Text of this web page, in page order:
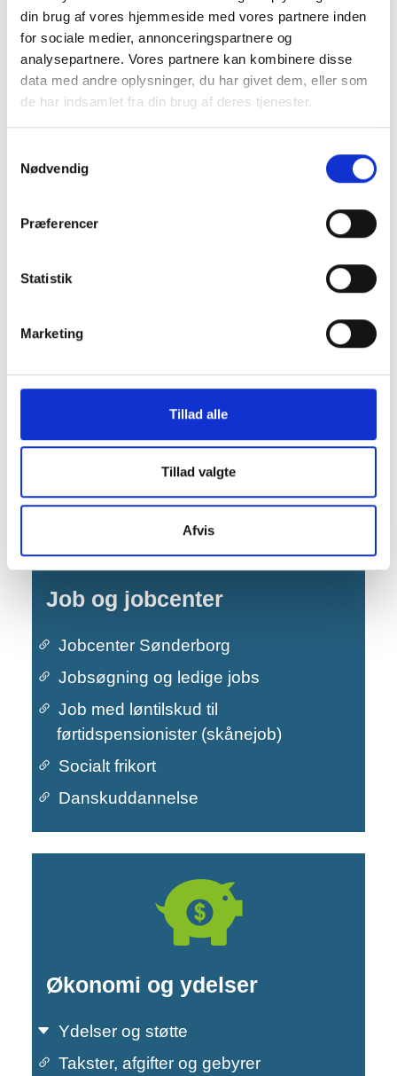
din brug af vores hjemmeside med vores partnere inden
for sociale medier, annonceringspartnere og
analysepartnere. Vores partnere kan kombinere disse
data med andre oplysninger, du har givet dem, eller som
de har indsamlet fra din brug af deres tjenester.
Nødvendig
Præferencer
Statistik
Marketing
Tillad alle
Tillad valgte
Afvis
Veje og trafik
Primær navigation
Giv et praj
P-afgifter og klagemuligheder
Broer
Snerydning og glatførebekæmpelse
Job og jobcenter
Primær navigation
Jobcenter Sønderborg
Jobsøgning og ledige jobs
Job med løntilskud til
førtidspensionister (skånejob)
Socialt frikort
Danskuddannelse
Økonomi og ydelser
Ydelser og støtte
Takster, afgifter og gebyrer